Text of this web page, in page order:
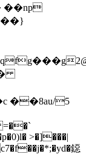
��8au/5
=��`
>�]���|
鐚